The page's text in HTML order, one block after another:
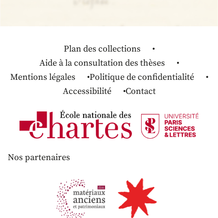
Plan des collections
Aide à la consultation des thèses
Mentions légales
Politique de confidentialité
Accessibilité
Contact
Nos partenaires